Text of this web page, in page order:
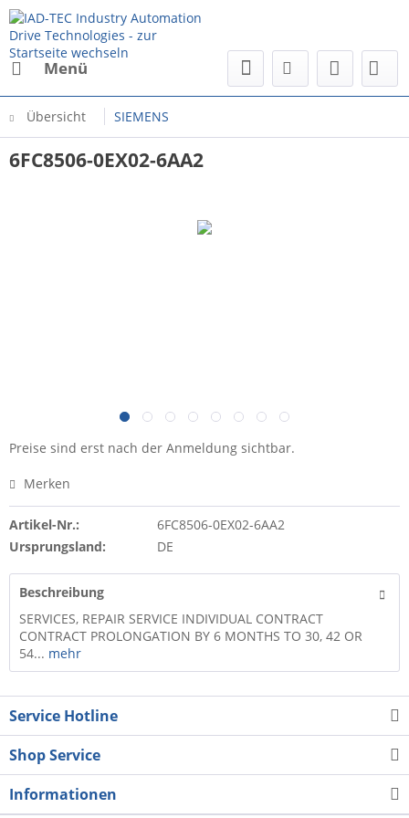
Menü
Übersicht SIEMENS
6FC8506-0EX02-6AA2
Preise sind erst nach der Anmeldung sichtbar.
Merken
Artikel-Nr.:
6FC8506-0EX02-6AA2
Ursprungsland:
DE
Beschreibung
SERVICES, REPAIR SERVICE INDIVIDUAL CONTRACT
CONTRACT PROLONGATION BY 6 MONTHS TO 30, 42 OR
54... mehr
Service Hotline
Shop Service
Informationen